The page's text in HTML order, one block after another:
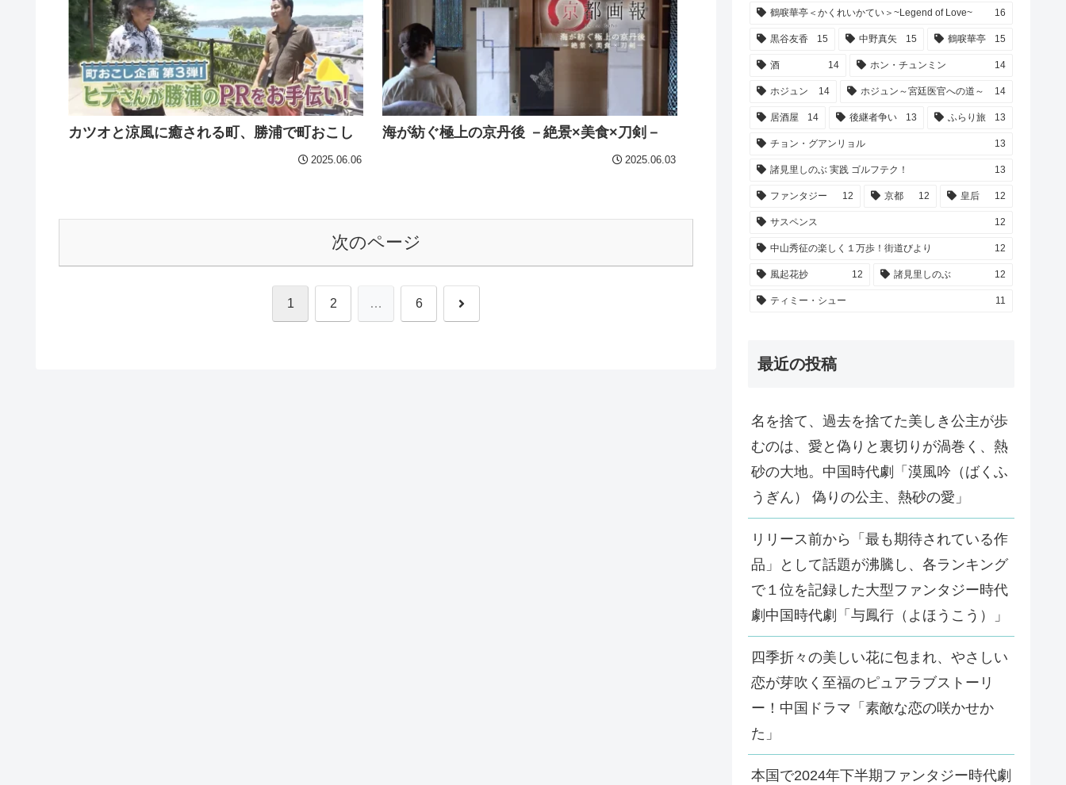
カツオと涼風に癒される町、勝浦で町おこし
2025.06.06
海が紡ぐ極上の京丹後 －絶景×美食×刀剣－
2025.06.03
次のページ
1 2 … 6 次
鶴唳華亭＜かくれいかてい＞~Legend of Love~ 16
黒谷友香 15 中野真矢 15 鶴唳華亭 15
酒 14 ホン・チュンミン 14
ホジュン 14 ホジュン～宮廷医官への道～ 14
居酒屋 14 後継者争い 13 ふらり旅 13
チョン・グアンリョル 13
諸見里しのぶ 実践 ゴルフテク！ 13
ファンタジー 12 京都 12 皇后 12
サスペンス 12
中山秀征の楽しく１万歩！街道びより 12
風起花抄 12 諸見里しのぶ 12
ティミー・シュー 11
最近の投稿
名を捨て、過去を捨てた美しき公主が歩
むのは、愛と偽りと裏切りが渦巻く、熱
砂の大地。中国時代劇「漠風吟（ばくふ
うぎん） 偽りの公主、熱砂の愛」
リリース前から「最も期待されている作
品」として話題が沸騰し、各ランキング
で１位を記録した大型ファンタジー時代
劇中国時代劇「与鳳行（よほうこう）」
四季折々の美しい花に包まれ、やさしい
恋が芽吹く至福のピュアラブストーリ
ー！中国ドラマ「素敵な恋の咲かせか
た」
本国で2024年下半期ファンタジー時代劇